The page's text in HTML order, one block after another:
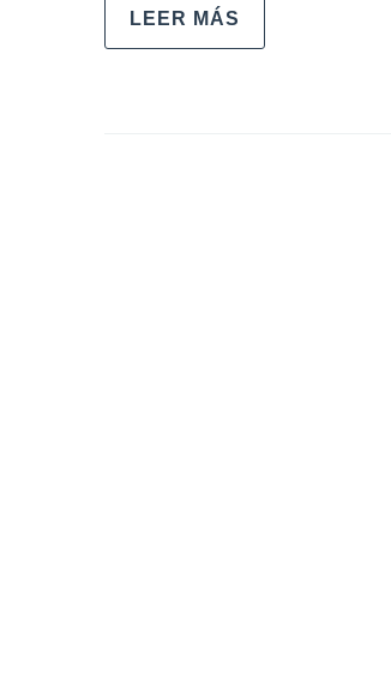
LEER MÁS